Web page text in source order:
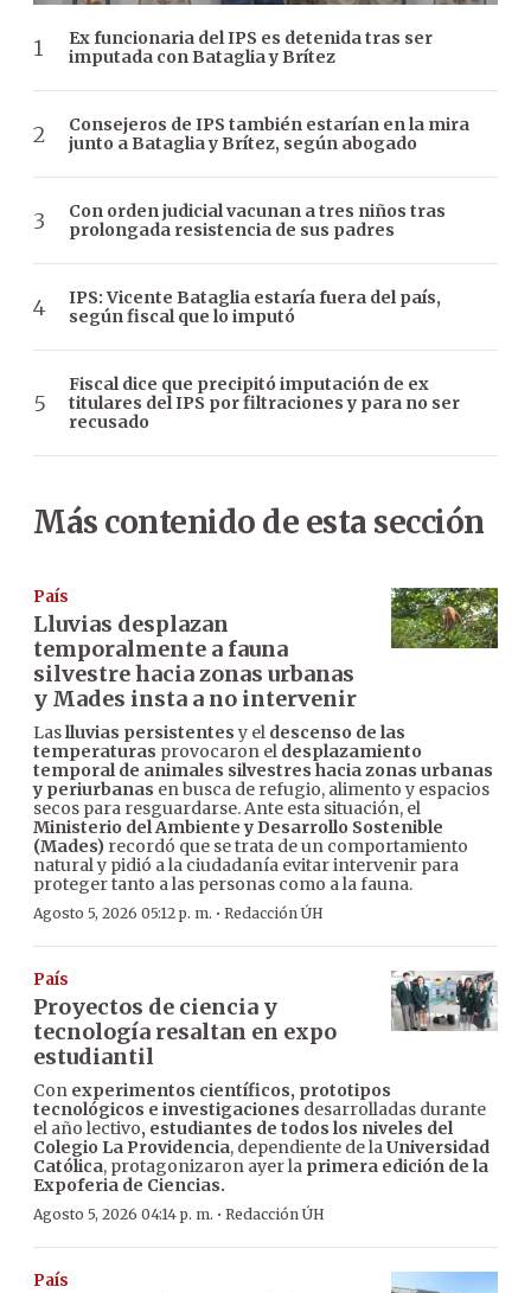
Ex funcionaria del IPS es detenida tras ser
imputada con Bataglia y Brítez
Consejeros de IPS también estarían en la mira
junto a Bataglia y Brítez, según abogado
Con orden judicial vacunan a tres niños tras
prolongada resistencia de sus padres
IPS: Vicente Bataglia estaría fuera del país,
según fiscal que lo imputó
Fiscal dice que precipitó imputación de ex
titulares del IPS por filtraciones y para no ser
recusado
Más contenido de esta sección
País
Lluvias desplazan
temporalmente a fauna
silvestre hacia zonas urbanas
y Mades insta a no intervenir
Laslluvias persistentes y el descenso de las
temperaturas provocaron el desplazamiento
temporal de animales silvestres hacia zonas urbanas
y periurbanas en busca de refugio, alimento y espacios
secos para resguardarse. Ante esta situación, el
Ministerio del Ambiente y Desarrollo Sostenible
(Mades) recordó que se trata de un comportamiento
natural y pidió a la ciudadanía evitar intervenir para
proteger tanto a las personas como a la fauna.
Agosto 5, 2026 05:12 p. m. · Redacción ÚH
País
Proyectos de ciencia y
tecnología resaltan en expo
estudiantil
Con experimentos científicos, prototipos
tecnológicos e investigaciones desarrolladas durante
el año lectivo, estudiantes de todos los niveles del
Colegio La Providencia, dependiente de laUniversidad
Católica, protagonizaron ayer la primera edición de la
Expoferia de Ciencias.
Agosto 5, 2026 04:14 p. m. · Redacción ÚH
País